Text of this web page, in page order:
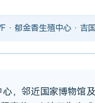
· 郁金香生殖中心 · 吉
，邻近国家博物馆